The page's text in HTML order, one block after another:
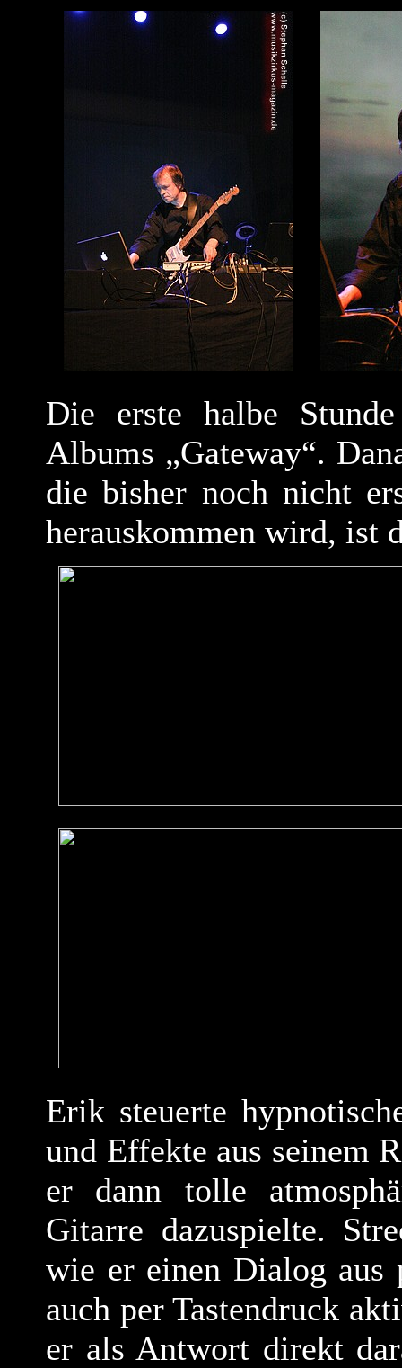
Die erste halbe
Albums „Gateway“.
die bisher noch nicht
herauskommen wird, ist
Erik steuerte
und Effekte aus seinem
er dann tolle
Gitarre dazuspielte.
wie er einen Dialog aus
auch per Tastendruck
er als Antwort direkt